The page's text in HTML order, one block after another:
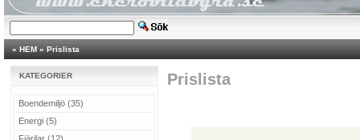
» HEM » Prislista
KATEGORIER
Boendemiljö (35)
Energi (5)
Prislista